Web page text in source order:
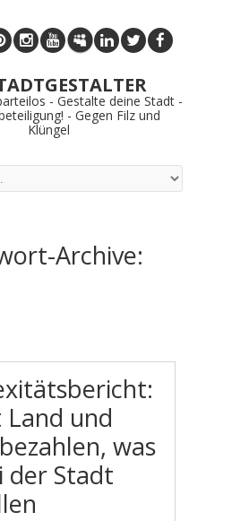
- Gestalte deine Stadt -
- Gegen Filz und
Klüngel
Archive:
Land und
was
der Stadt